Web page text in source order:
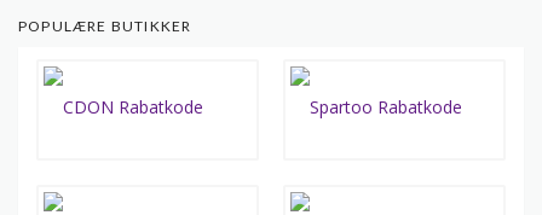
POPULÆRE BUTIKKER